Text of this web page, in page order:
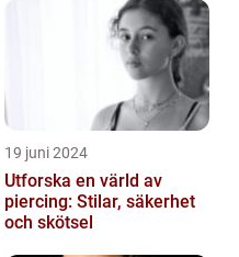
19 juni 2024
Utforska en värld av
piercing: Stilar, säkerhet
och skötsel